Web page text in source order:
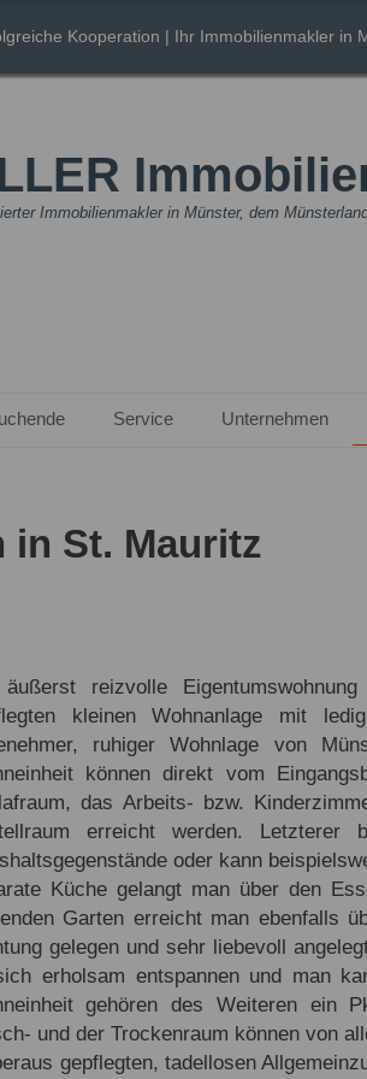
Kooperation | Ihr Immobilienmakler in
Immobilienmakler in Münster, dem
Service Unternehmen
in St. Mauritz
reizvolle
kleinen Wohnanlage mit
ruhiger Wohnlage von
können direkt vom
das Arbeits- bzw.
erreicht werden.
oder kann
Küche gelangt man über den
Garten erreicht man ebenfalls
gelegen und sehr liebevoll
erholsam entspannen und man
gehören des Weiteren ein
und der Trockenraum können von
gepflegten, tadellosen